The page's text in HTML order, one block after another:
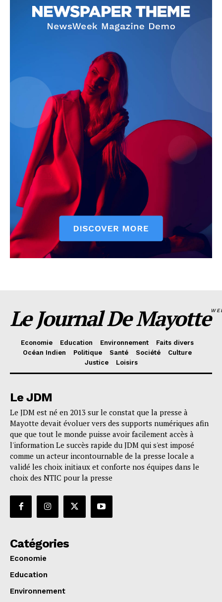
Le Journal De Mayotte
Economie Education Environnement
Faits divers
Océan Indien
Politique Santé Société
Culture
Justice
Loisirs
Le JDM
Le JDM est né en 2013 sur le constat que la presse à
Mayotte devait évoluer vers des supports numériques afin
que que tout le monde puisse avoir facilement accès à
l'information Le succès rapide du JDM qui s'est imposé
comme un acteur incontournable de la presse locale a
validé les choix initiaux et conforte nos équipes dans le
choix des NTIC pour la presse
Catégories
Economie
Education
Environnement